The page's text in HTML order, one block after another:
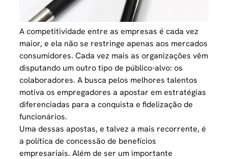
A competitividade entre as empresas é cada vez
maior, e ela não se restringe apenas aos mercados
consumidores. Cada vez mais as organizações vêm
disputando um outro tipo de público-alvo: os
colaboradores. A busca pelos melhores talentos
motiva os empregadores a apostar em estratégias
diferenciadas para a conquista e fidelização de
funcionários.
Uma dessas apostas, e talvez a mais recorrente, é
a política de concessão de benefícios
empresariais. Além de ser um importante